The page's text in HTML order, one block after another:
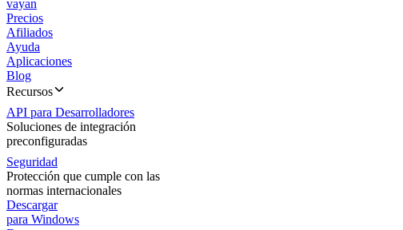
vayan
Precios
Afiliados
Ayuda
Aplicaciones
Blog
Recursos
API para Desarrolladores
Soluciones de integración
preconfiguradas
Seguridad
Protección que cumple con las
normas internacionales
Descargar
para Windows